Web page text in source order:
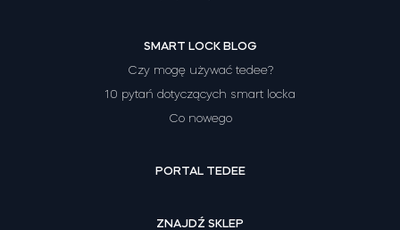
SMART LOCK BLOG
Czy mogę używać tedee?
10 pytań dotyczących smart locka
Co nowego
PORTAL TEDEE
ZNAJDŹ SKLEP